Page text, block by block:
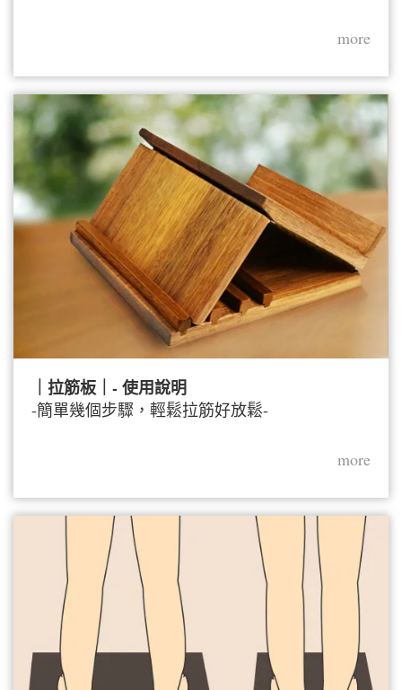
more
｜拉筋板｜- 使用說明
-簡單幾個步驟，輕鬆拉筋好放鬆-
more